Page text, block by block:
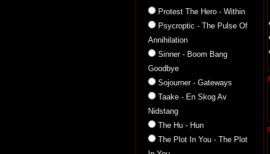
Protest The Hero - Within
Psycroptic - The Pulse Of
Annihilation
Sinner - Boom Bang
Goodbye
Sojourner - Gateways
Taake - En Skog Av
Nidstang
The Hu - Hun
The Plot In You - The Plot